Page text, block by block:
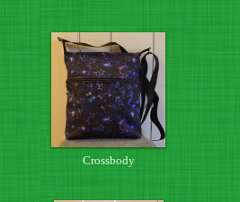
Crossbody